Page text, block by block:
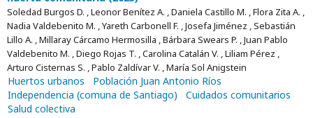
Soledad Burgos D. , Leonor Benítez A. , Daniela Castillo M. , Flora Zita A. ,
Nadia Valdebenito M. , Yareth Carbonell F. , Josefa Jiménez , Sebastián
Lillo A. , Millaray Cárcamo Hermosilla , Bárbara Swears P. , Juan Pablo
Valdebenito M. , Diego Rojas T. , Carolina Catalán V. , Liliam Pérez ,
Arturo Cisternas S. , Pablo Zaldívar V. , María Sol Anigstein
Huertos urbanos
Población Juan Antonio Ríos
Independencia (comuna de Santiago)
Cuidados comunitarios
Salud colectiva